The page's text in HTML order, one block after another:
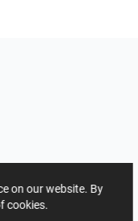
on our website. By
cookies.